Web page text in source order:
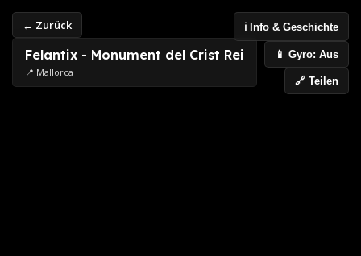
← Zurück
Felantix - Monument del Crist Rei
📍 Mallorca
ℹ️ Info & Geschichte
📱 Gyro: Aus
🔗 Teilen